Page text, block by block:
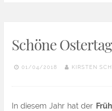
Schöne
01/04/2018 KIRSTEN
In diesem Jahr hat der